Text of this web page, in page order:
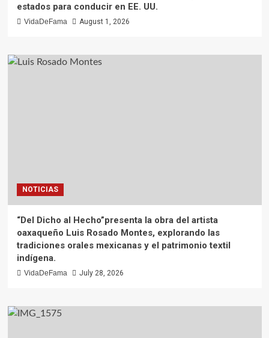
estados para conducir en EE. UU.
VidaDeFama August 1, 2026
NOTICIAS
“Del Dicho al Hecho”presenta la obra del artista
oaxaqueño Luis Rosado Montes, explorando las
tradiciones orales mexicanas y el patrimonio textil
indígena.
VidaDeFama July 28, 2026